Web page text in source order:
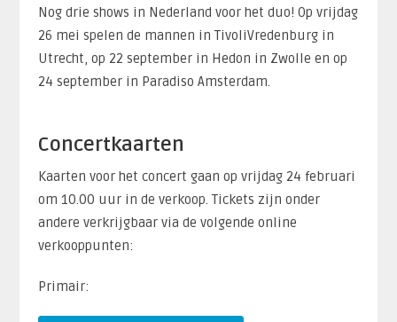
Nog drie shows in Nederland voor het duo! Op vrijdag
26 mei spelen de mannen in TivoliVredenburg in
Utrecht, op 22 september in Hedon in Zwolle en op
24 september in Paradiso Amsterdam.
Concertkaarten
Kaarten voor het concert gaan op vrijdag 24 februari
om 10.00 uur in de verkoop. Tickets zijn onder
andere verkrijgbaar via de volgende online
verkooppunten:
Primair: